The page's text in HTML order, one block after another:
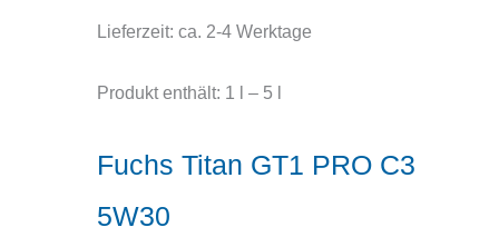
Lieferzeit: ca. 2-4 Werktage
Produkt enthält: 1 – 5
Fuchs Titan GT1 PRO C3
5W30